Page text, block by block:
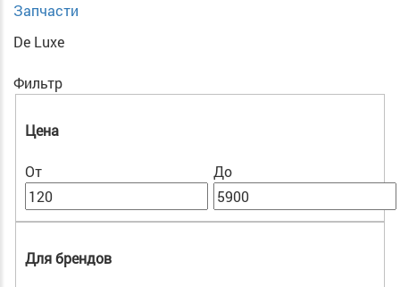
Запчасти
De Luxe
Фильтр
Цена
От До
Для брендов